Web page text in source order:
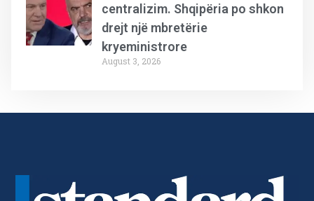
centralizim. Shqipëria po shkon
drejt një mbretërie
kryeministrore
August 3, 2026